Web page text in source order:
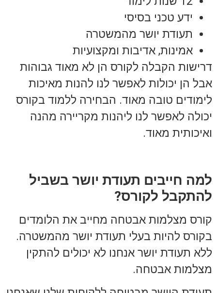
ידע טכני בסיסי
תעודת יושר מהמשטרה
אמינות, אדיבות ומקצועיות
דרישות הקבלה לקורס הן לא מאוד גבוהות
אבל הן יכולות לאפשר לנו להנות מאיכות
לימודים טובה מאוד. הבחירה ללמוד בקורס
יכולה לאפשר לנו ליהנות מקריירה מהנה
ואיכותית מאוד.
למה חייבים תעודת יושר בשביל
להתקבל לקורס?
קורס מצלמות אבטחה מחייב את הלומדים
בקורס להיות בעלי תעודת יושר מהמשטרה.
ללא תעודת יושר אנחנו לא יכולים להתקין
מצלמות אבטחה.